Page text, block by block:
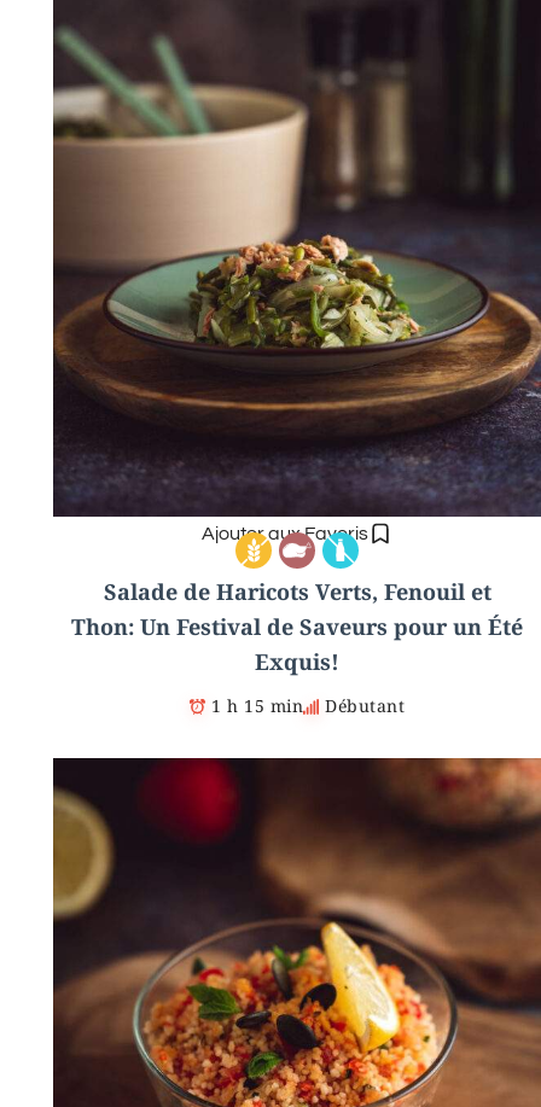
Ajouter aux Favoris
Salade de Haricots Verts, Fenouil et
Thon: Un Festival de Saveurs pour un Été
Exquis!
1 h 15 min Débutant